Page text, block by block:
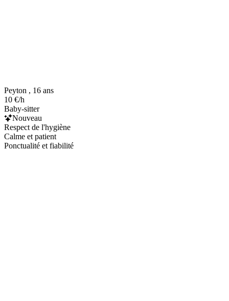
Peyton , 16 ans
10 €/h
Baby-sitter
Nouveau
Respect de l'hygiène
Calme et patient
Ponctualité et fiabilité